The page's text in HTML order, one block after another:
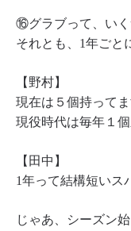
⑯グラブって、いく
それとも、1年ごと
【野村】
現在は５個持ってま
現役時代は毎年１
【田中】
1年って結構短いス
じゃあ、シーズン